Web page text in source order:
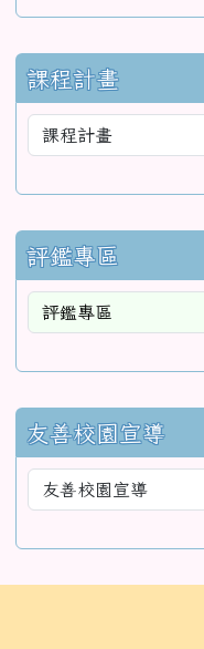
課程計畫
評鑑專區
友善校園宣導